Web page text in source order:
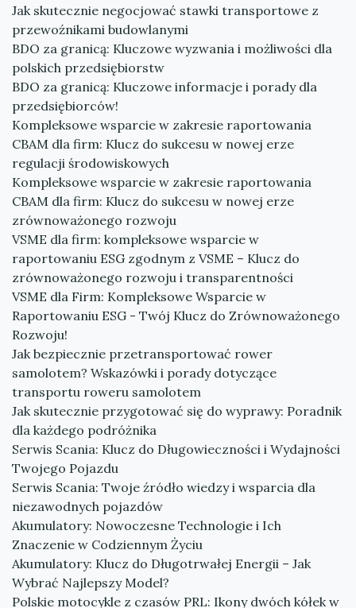
Jak skutecznie negocjować stawki transportowe z
przewoźnikami budowlanymi
BDO za granicą: Kluczowe wyzwania i możliwości dla
polskich przedsiębiorstw
BDO za granicą: Kluczowe informacje i porady dla
przedsiębiorców!
Kompleksowe wsparcie w zakresie raportowania
CBAM dla firm: Klucz do sukcesu w nowej erze
regulacji środowiskowych
Kompleksowe wsparcie w zakresie raportowania
CBAM dla firm: Klucz do sukcesu w nowej erze
zrównoważonego rozwoju
VSME dla firm: kompleksowe wsparcie w
raportowaniu ESG zgodnym z VSME – Klucz do
zrównoważonego rozwoju i transparentności
VSME dla Firm: Kompleksowe Wsparcie w
Raportowaniu ESG - Twój Klucz do Zrównoważonego
Rozwoju!
Jak bezpiecznie przetransportować rower
samolotem? Wskazówki i porady dotyczące
transportu roweru samolotem
Jak skutecznie przygotować się do wyprawy: Poradnik
dla każdego podróżnika
Serwis Scania: Klucz do Długowieczności i Wydajności
Twojego Pojazdu
Serwis Scania: Twoje źródło wiedzy i wsparcia dla
niezawodnych pojazdów
Akumulatory: Nowoczesne Technologie i Ich
Znaczenie w Codziennym Życiu
Akumulatory: Klucz do Długotrwałej Energii – Jak
Wybrać Najlepszy Model?
Polskie motocykle z czasów PRL: Ikony dwóch kółek w